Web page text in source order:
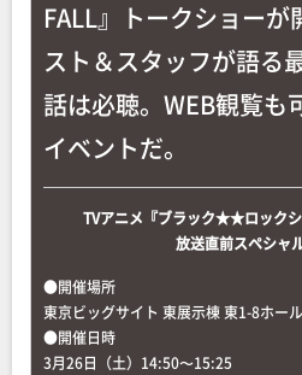
FALL』トークショーが
スト＆スタッフが語る
話は必聴。WEB観覧も
イベントだ。
TVアニメ『ブラック★★ロックシ
放送直前スペシャ
●開催場所
東京ビッグサイト 東展示棟 東1-8ホー
●開催日時
3月26日（土）14:50〜15:25